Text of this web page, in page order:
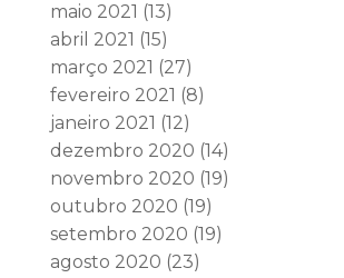
maio 2021 (13)
abril 2021 (15)
março 2021 (27)
fevereiro 2021 (8)
janeiro 2021 (12)
dezembro 2020 (14)
novembro 2020 (19)
outubro 2020 (19)
setembro 2020 (19)
agosto 2020 (23)